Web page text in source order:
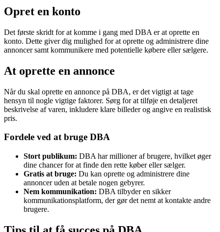
Opret en konto
Det første skridt for at komme i gang med DBA er at oprette en
konto. Dette giver dig mulighed for at oprette og administrere dine
annoncer samt kommunikere med potentielle købere eller sælgere.
At oprette en annonce
Når du skal oprette en annonce på DBA, er det vigtigt at tage
hensyn til nogle vigtige faktorer. Sørg for at tilføje en detaljeret
beskrivelse af varen, inkludere klare billeder og angive en realistisk
pris.
Fordele ved at bruge DBA
Stort publikum: DBA har millioner af brugere, hvilket øger
dine chancer for at finde den rette køber eller sælger.
Gratis at bruge: Du kan oprette og administrere dine
annoncer uden at betale nogen gebyrer.
Nem kommunikation: DBA tilbyder en sikker
kommunikationsplatform, der gør det nemt at kontakte andre
brugere.